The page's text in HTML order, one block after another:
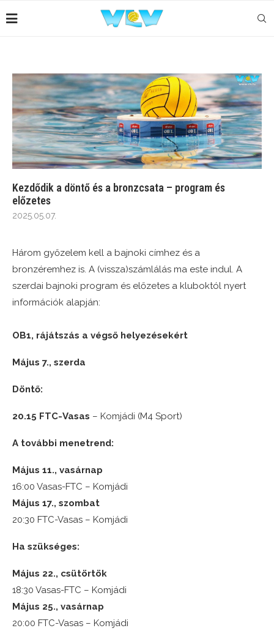
Kezdődik a döntő és a bronzcsata – program és
előzetes
2025.05.07.
Három győzelem kell a bajnoki címhez és a
bronzéremhez is. A (vissza)számlálás ma este indul. A
szerdai bajnoki program és előzetes a kluboktól nyert
információk alapján:
OB1, rájátszás a végső helyezésekért
Május 7., szerda
Döntő:
20.15 FTC-Vasas – Komjádi (M4 Sport)
A további menetrend:
Május 11., vasárnap
16:00 Vasas-FTC – Komjádi
Május 17., szombat
20:30 FTC-Vasas – Komjádi
Ha szükséges:
Május 22., csütörtök
18:30 Vasas-FTC – Komjádi
Május 25., vasárnap
20:00 FTC-Vasas – Komjádi